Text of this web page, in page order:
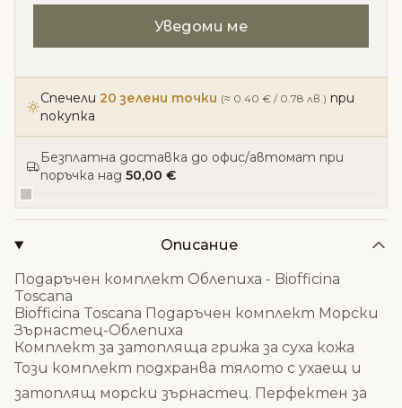
Спечели 20 зелени точки (≈ 0.40 € / 0.78 лв.) при
покупка
Безплатна доставка до офис/автомат при
поръчка над 50,00 €
Описание
Подаръчен комплект Облепиха - Biofficina
Toscana
Biofficina Toscana Подаръчен комплект Морски
Зърнастец-Облепиха
Комплект за затопляща грижа за суха кожа
Този комплект подхранва тялото с ухаещ и
затоплящ морски зърнастец. Перфектен за